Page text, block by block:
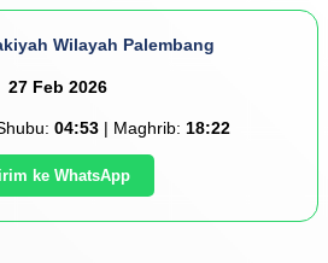
Wilayah Palembang
27 Feb 2026
04:53 | Maghrib: 18:22
ke WhatsApp